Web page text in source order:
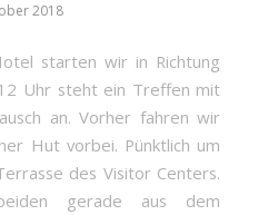
2018
starten wir in Richtung
Uhr steht ein Treffen mit
an. Vorher fahren wir
Hut vorbei. Pünktlich um
des Visitor Centers.
gerade aus dem